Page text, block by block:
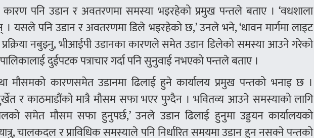
पनि उडान र अवतरणमा समस्या भइरहेको प्रमुख पन्तले बताए । ‘वधशाला
यसले पनि उडान र अवतरणमा डिले भइरहेको छ,’ उनले भने, ‘धावन मार्गमा लाइट
नबुझ्नु, भीआईपी उडानका कारणले समेत उडान डिलेको समस्या आउने गरेको
दुईपटक पत्राचार गर्दा पनि सुनुवाई नभएको पन्तले बताए ।
मौसमको कारणसमेत उडानमा ढिलाई हुने कार्यालय प्रमुख पन्तको भनाइ छ ।
सुर्खेत र काठमाडौंको मात्रै मौसम सफा भएर पुग्दैन । भवितव्य आउने समस्याको लागि
समेत मौसम सफा हुनुपर्छ,’ उनले उडान ढिलाई हुनुमा उड्डयन कार्यालयको
चालकदल र प्राविधिक समस्याले पनि निर्धारित समयमा उडान हुन नसक्ने पन्तको